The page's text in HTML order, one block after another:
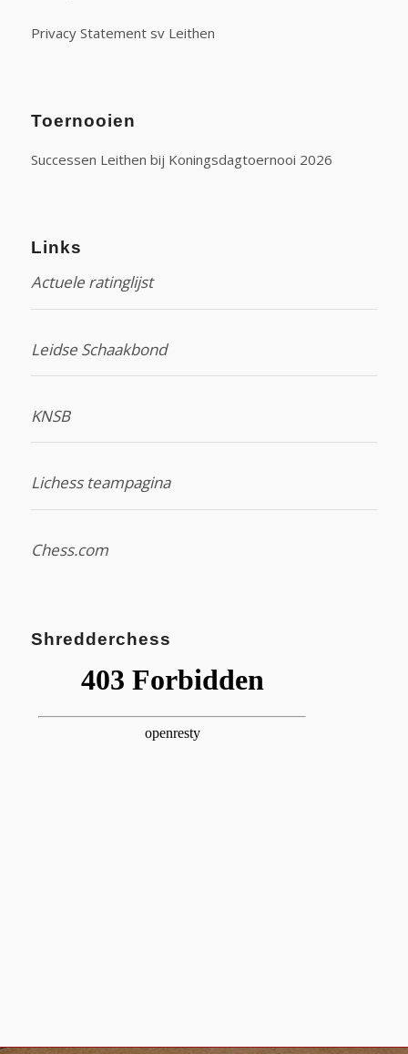
Privacy Statement sv Leithen
Toernooien
Successen Leithen bij Koningsdagtoernooi 2026
Links
Actuele ratinglijst
Leidse Schaakbond
KNSB
Lichess teampagina
Chess.com
Shredderchess